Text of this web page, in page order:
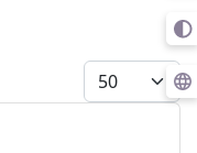
Mostrar #